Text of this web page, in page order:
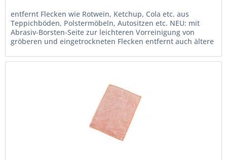
entfernt Flecken wie Rotwein, Ketchup, Cola etc. aus
Teppichböden, Polstermöbeln, Autositzen etc. NEU: mit
Abrasiv-Borsten-Seite zur leichteren Vorreinigung von
gröberen und eingetrockneten Flecken entfernt auch ältere